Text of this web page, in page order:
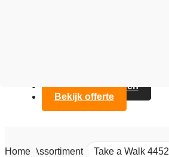
Contact opnemen
Bekijk offerte
Home Assortiment Take a Walk 4452